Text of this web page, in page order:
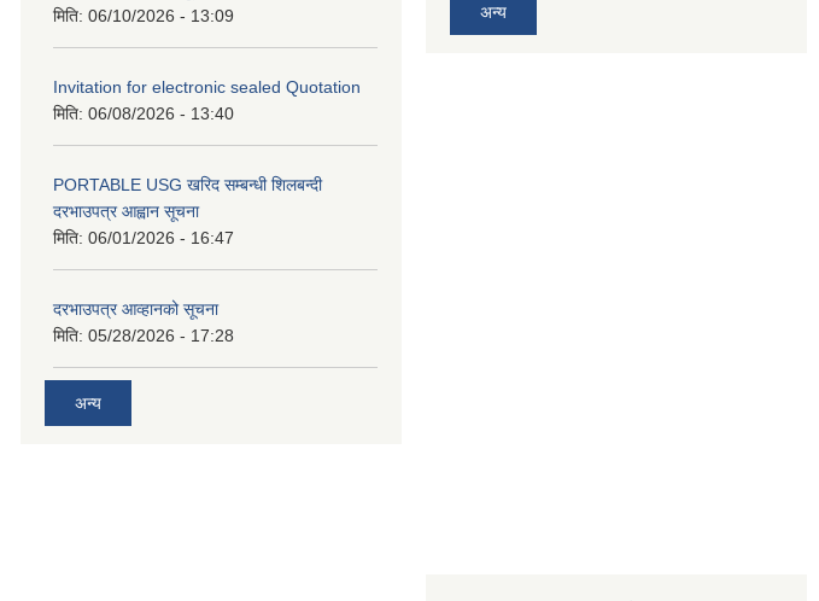
मिति: 06/10/2026 - 13:09
Invitation for electronic sealed Quotation
मिति: 06/08/2026 - 13:40
PORTABLE USG खरिद सम्बन्धी शिलबन्दी
दरभाउपत्र आह्वान सूचना
मिति: 06/01/2026 - 16:47
दरभाउपत्र आव्हानको सूचना
मिति: 05/28/2026 - 17:28
अन्य
अन्य